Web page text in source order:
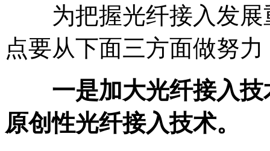
为把握光纤接入发展
点要从下面三方面做努力
一是加大光纤接入技
原创性光纤接入技术。